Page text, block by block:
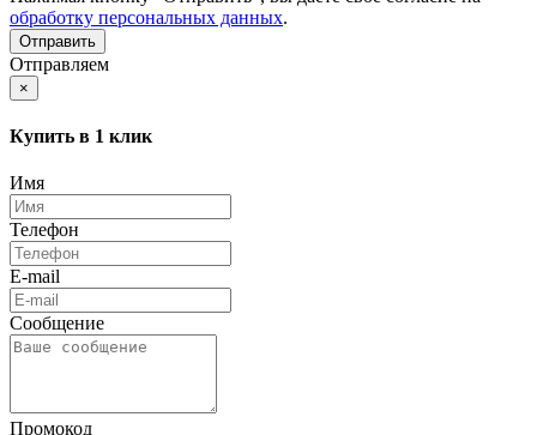
обработку персональных данных.
Отправляем
×
Купить в 1 клик
Имя
Телефон
E-mail
Сообщение
Промокод